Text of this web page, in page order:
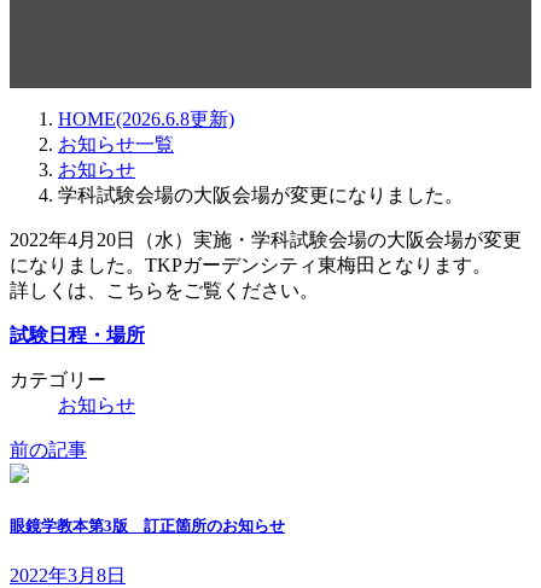
HOME(2026.6.8更新)
お知らせ一覧
お知らせ
学科試験会場の大阪会場が変更になりました。
2022年4月20日（水）実施・学科試験会場の大阪会場が変更
になりました。TKPガーデンシティ東梅田となります。
詳しくは、こちらをご覧ください。
試験日程・場所
カテゴリー
お知らせ
前の記事
眼鏡学教本第3版 訂正箇所のお知らせ
2022年3月8日